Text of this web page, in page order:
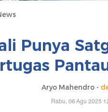
Punya
Aryo Mahendro -
Rabu, 06 Agu 2025